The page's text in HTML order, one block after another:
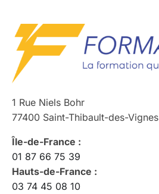
1 Rue Niels Bohr
77400 Saint-Thibault-des-Vignes
Île-de-France :
01 87 66 75 39
Hauts-de-France :
03 74 45 08 10